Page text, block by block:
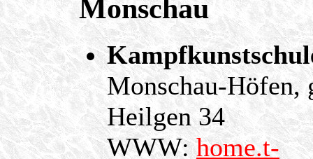
Monschau
Monschau-Höfen,
Heilgen 34
WWW:home.t-